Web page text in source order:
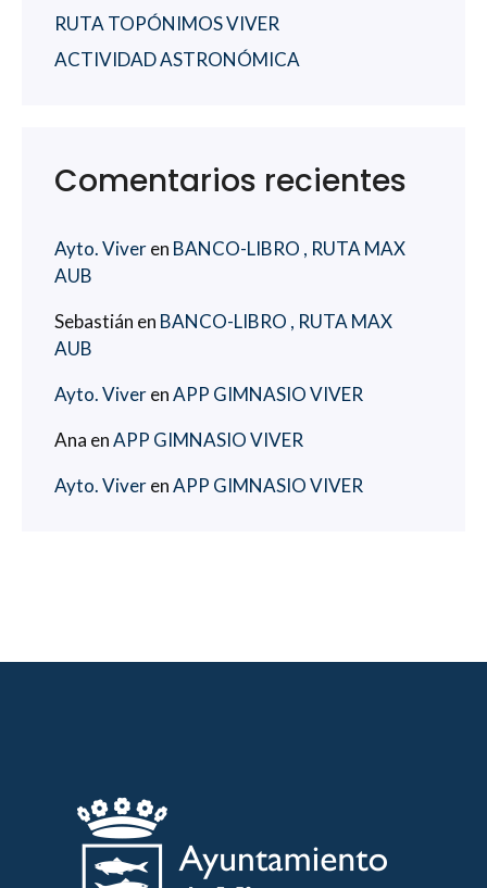
RUTA TOPÓNIMOS VIVER
ACTIVIDAD ASTRONÓMICA
Comentarios recientes
Ayto. Viveren BANCO-LIBRO , RUTA MAX
AUB
Sebastián en BANCO-LIBRO , RUTA MAX
AUB
Ayto. ViverenAPP GIMNASIO VIVER
Ana enAPP GIMNASIO VIVER
Ayto. ViverenAPP GIMNASIO VIVER